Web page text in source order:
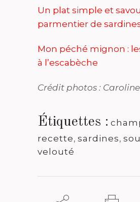
Un plat simple et
parmentier de
Mon péché mignon :
à l’escabèche
Crédit photos :
Étiquettes :
recette, sardines,
velouté